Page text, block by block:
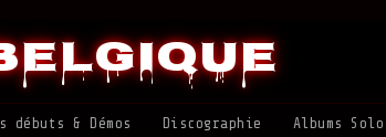
débuts & Démos Discographie Albums Solo